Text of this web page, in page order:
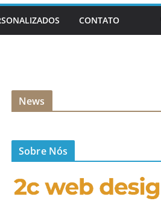
CONTATO
News
Sobre Nós